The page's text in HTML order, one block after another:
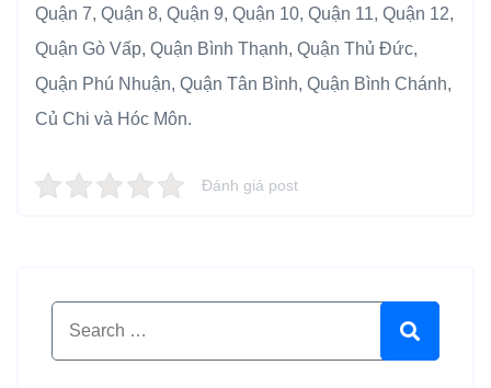
Quận 7, Quận 8, Quận 9, Quận 10, Quận 11, Quận 12,
Quận Gò Vấp, Quận Bình Thạnh, Quận Thủ Đức,
Quận Phú Nhuận, Quận Tân Bình, Quận Bình Chánh,
Củ Chi và Hóc Môn.
Đánh giá post